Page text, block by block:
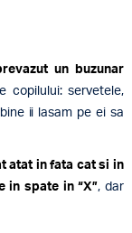
un buzunar
copilului: servetele,
ii lasam pe ei sa
atat in fata cat si in
in spate in “X”, dar